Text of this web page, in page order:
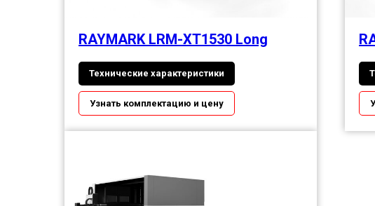
RAYMARK LRM-XT1530 Long
Технические характеристики
Узнать комплектацию и цену